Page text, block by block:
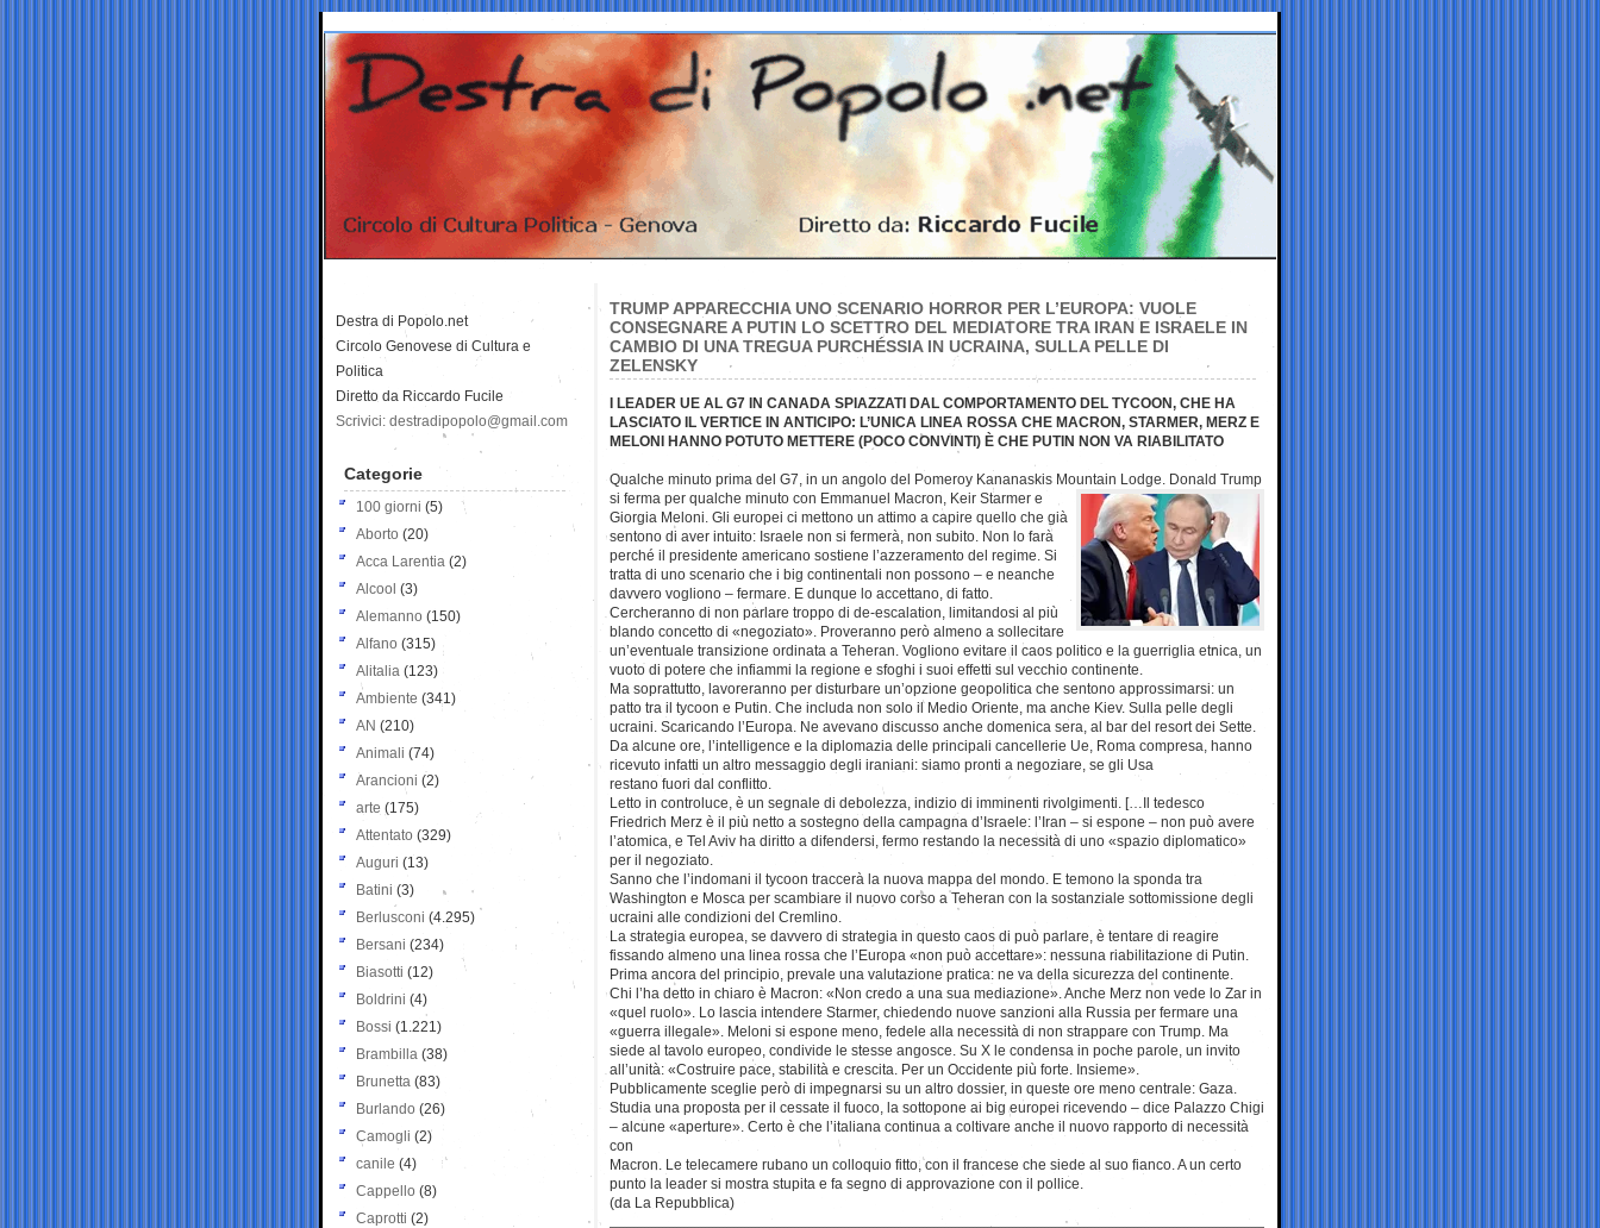
TRUMP APPARECCHIA UNO SCENARIO HORROR PER L’EUROPA: VUOLE
CONSEGNARE A PUTIN LO SCETTRO DEL MEDIATORE TRA IRAN E ISRAELE IN
CAMBIO DI UNA TREGUA PURCHÉSSIA IN UCRAINA, SULLA PELLE DI
ZELENSKY
I LEADER UE AL G7 IN CANADA SPIAZZATI DAL COMPORTAMENTO DEL TYCOON, CHE HA
LASCIATO IL VERTICE IN ANTICIPO: L’UNICA LINEA ROSSA CHE MACRON, STARMER, MERZ E
MELONI HANNO POTUTO METTERE (POCO CONVINTI) È CHE PUTIN NON VA RIABILITATO
Qualche minuto prima del G7, in un angolo del Pomeroy Kananaskis Mountain Lodge. Donald Trump
si ferma per qualche minuto con Emmanuel Macron, Keir Starmer e
Giorgia Meloni. Gli europei ci mettono un attimo a capire quello che già
sentono di aver intuito: Israele non si fermerà, non subito. Non lo farà
perché il presidente americano sostiene l’azzeramento del regime. Si
tratta di uno scenario che i big continentali non possono – e neanche
davvero vogliono – fermare. E dunque lo accettano, di fatto.
Cercheranno di non parlare troppo di de-escalation, limitandosi al più
blando concetto di «negoziato». Proveranno però almeno a sollecitare
un’eventuale transizione ordinata a Teheran. Vogliono evitare il caos politico e la guerriglia etnica, un
vuoto di potere che infiammi la regione e sfoghi i suoi effetti sul vecchio continente.
Ma soprattutto, lavoreranno per disturbare un’opzione geopolitica che sentono approssimarsi: un
patto tra il tycoon e Putin. Che includa non solo il Medio Oriente, ma anche Kiev. Sulla pelle degli
ucraini. Scaricando l’Europa. Ne avevano discusso anche domenica sera, al bar del resort dei Sette.
Da alcune ore, l’intelligence e la diplomazia delle principali cancellerie Ue, Roma compresa, hanno
ricevuto infatti un altro messaggio degli iraniani: siamo pronti a negoziare, se gli Usa
restano fuori dal conflitto.
Letto in controluce, è un segnale di debolezza, indizio di imminenti rivolgimenti. […Il tedesco
Friedrich Merz è il più netto a sostegno della campagna d’Israele: l’Iran – si espone – non può avere
l’atomica, e Tel Aviv ha diritto a difendersi, fermo restando la necessità di uno «spazio diplomatico»
per il negoziato.
Sanno che l’indomani il tycoon traccerà la nuova mappa del mondo. E temono la sponda tra
Washington e Mosca per scambiare il nuovo corso a Teheran con la sostanziale sottomissione degli
ucraini alle condizioni del Cremlino.
La strategia europea, se davvero di strategia in questo caos di può parlare, è tentare di reagire
fissando almeno una linea rossa che l’Europa «non può accettare»: nessuna riabilitazione di Putin.
Prima ancora del principio, prevale una valutazione pratica: ne va della sicurezza del continente.
Chi l’ha detto in chiaro è Macron: «Non credo a una sua mediazione». Anche Merz non vede lo Zar in
«quel ruolo». Lo lascia intendere Starmer, chiedendo nuove sanzioni alla Russia per fermare una
«guerra illegale». Meloni si espone meno, fedele alla necessità di non strappare con Trump. Ma
siede al tavolo europeo, condivide le stesse angosce. Su X le condensa in poche parole, un invito
all’unità: «Costruire pace, stabilità e crescita. Per un Occidente più forte. Insieme».
Pubblicamente sceglie però di impegnarsi su un altro dossier, in queste ore meno centrale: Gaza.
Studia una proposta per il cessate il fuoco, la sottopone ai big europei ricevendo – dice Palazzo Chigi
– alcune «aperture». Certo è che l’italiana continua a coltivare anche il nuovo rapporto di necessità
con
Macron. Le telecamere rubano un colloquio fitto, con il francese che siede al suo fianco. A un certo
punto la leader si mostra stupita e fa segno di approvazione con il pollice.
(da La Repubblica)
Destra di Popolo.net
Circolo Genovese di Cultura e
Politica
Diretto da Riccardo Fucile
Scrivici: destradipopolo@gmail.com
Categorie
100 giorni (5)
Aborto (20)
Acca Larentia (2)
Alcool (3)
Alemanno (150)
Alfano (315)
Alitalia (123)
Ambiente (341)
AN (210)
Animali (74)
Arancioni (2)
arte (175)
Attentato (329)
Auguri (13)
Batini (3)
Berlusconi (4.295)
Bersani (234)
Biasotti (12)
Boldrini (4)
Bossi (1.221)
Brambilla (38)
Brunetta (83)
Burlando (26)
Camogli (2)
canile (4)
Cappello (8)
Caprotti (2)